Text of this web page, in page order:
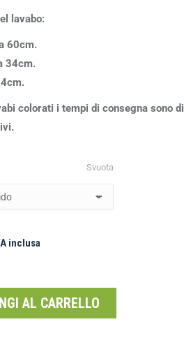
lavabo:
60cm.
34cm.
colorati i tempi di consegna sono di
Svuota
inclusa
AL CARRELLO